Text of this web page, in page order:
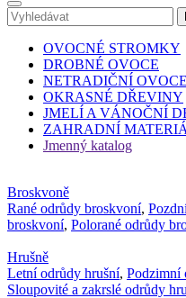
OVOCNÉ STROMKY
DROBNÉ OVOCE
NETRADIČNÍ OVOCE
OKRASNÉ DŘEVINY
JMELÍ A VÁNOČNÍ
ZAHRADNÍ
Jmenný katalog
Broskvoně
Rané odrůdy broskvoní,
broskvoní, Polorané odrůdy
Hrušně
Letní odrůdy hrušní, Podzimní
Sloupovité a zakrslé odrůdy